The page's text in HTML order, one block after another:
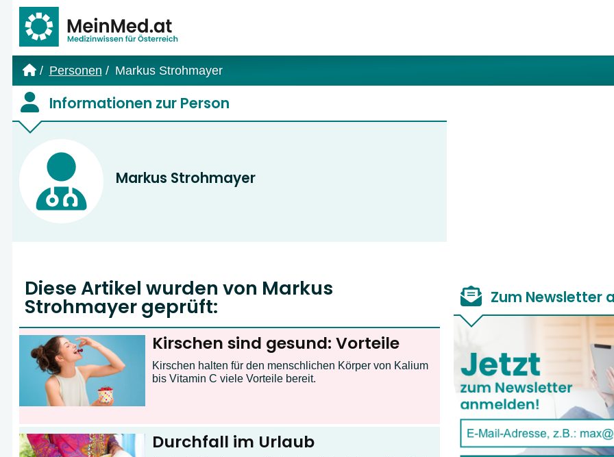
Personen Markus Strohmayer
Informationen zur Person
Markus Strohmayer
Diese Artikel wurden von Markus
Strohmayer geprüft:
Kirschen sind gesund: Vorteile
Kirschen halten für den menschlichen Körper von Kalium
bis Vitamin C viele Vorteile bereit.
Durchfall im Urlaub
Zum Newsletter